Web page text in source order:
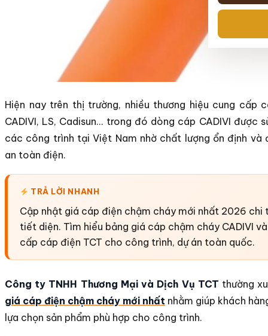
Hiện nay trên thị trường, nhiều thương hiệu cung cấp
CADIVI, LS, Cadisun… trong đó dòng cáp CADIVI được
các công trình tại Việt Nam nhờ chất lượng ổn định và
an toàn điện.
TRẢ LỜI NHANH
Cập nhật giá cáp điện chậm cháy mới nhất 2026
tiết diện. Tìm hiểu bảng giá cáp chậm cháy CADIVI
cấp cáp điện TCT cho công trình, dự án toàn quốc.
Công ty TNHH Thương Mại và Dịch Vụ TCT thường
giá cáp điện chậm cháy mới nhất nhằm giúp khách
lựa chọn sản phẩm phù hợp cho công trình.